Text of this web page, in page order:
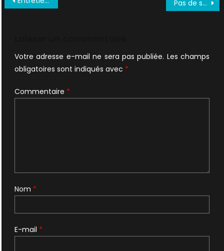
Pas de saison 12
Votre adresse e-mail ne sera pas publiée. Les champs
obligatoires sont indiqués avec *
Commentaire *
Nom *
E-mail *